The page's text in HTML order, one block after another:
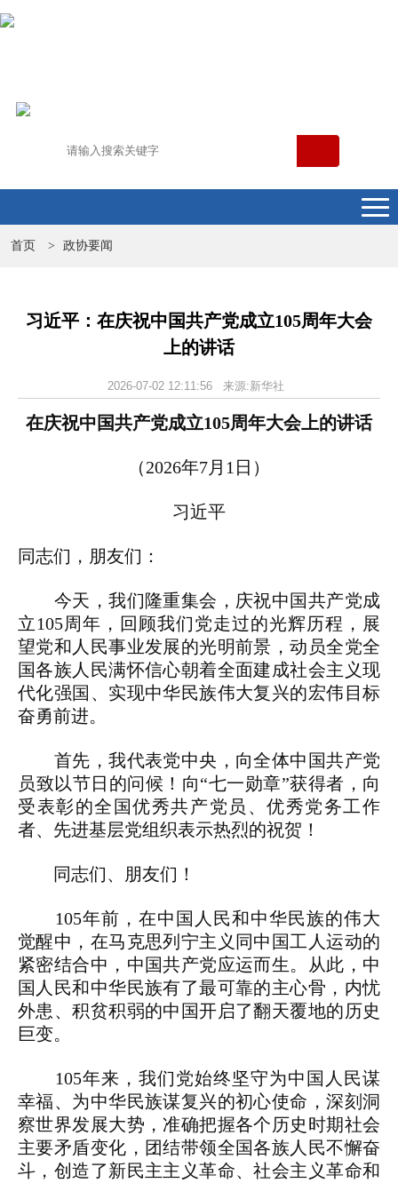
首页 > 政协要闻
习近平：在庆祝中国共产党成立105周年大会
上的讲话
2026-07-02 12:11:56 来源:新华社
在庆祝中国共产党成立105周年大会上的讲话
（2026年7月1日）
习近平
同志们，朋友们：
今天，我们隆重集会，庆祝中国共产党成
立105周年，回顾我们党走过的光辉历程，展
望党和人民事业发展的光明前景，动员全党全
国各族人民满怀信心朝着全面建成社会主义现
代化强国、实现中华民族伟大复兴的宏伟目标
奋勇前进。
首先，我代表党中央，向全体中国共产党
员致以节日的问候！向“七一勋章”获得者，向
受表彰的全国优秀共产党员、优秀党务工作
者、先进基层党组织表示热烈的祝贺！
同志们、朋友们！
105年前，在中国人民和中华民族的伟大
觉醒中，在马克思列宁主义同中国工人运动的
紧密结合中，中国共产党应运而生。从此，中
国人民和中华民族有了最可靠的主心骨，内忧
外患、积贫积弱的中国开启了翻天覆地的历史
巨变。
105年来，我们党始终坚守为中国人民谋
幸福、为中华民族谋复兴的初心使命，深刻洞
察世界发展大势，准确把握各个历史时期社会
主要矛盾变化，团结带领全国各族人民不懈奋
斗，创造了新民主主义革命、社会主义革命和